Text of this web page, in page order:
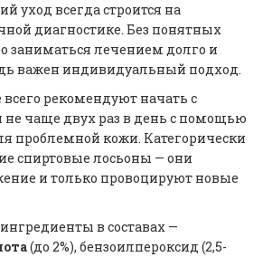
уход всегда строится на
диагностике. Без понятных
заниматься лечением долго и
важен индивидуальный подход.
рекомендуют начать с
чаще двух раз в день с помощью
проблемной кожи. Категорически
спиртовые лосьоны — они
и только провоцируют новые
в составах —
(до 2%), бензоилпероксид (2,5-